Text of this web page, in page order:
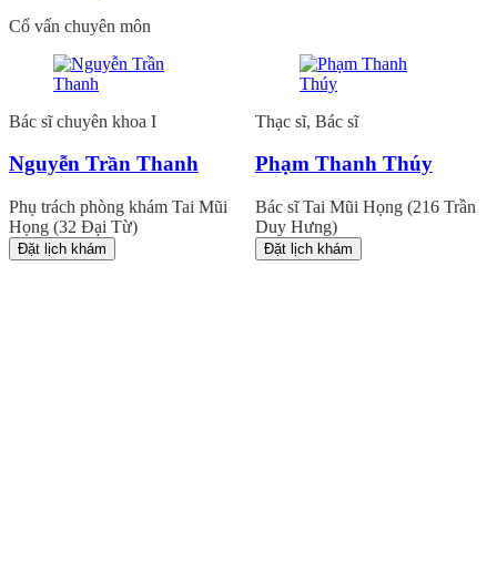
Cố vấn chuyên môn
Bác sĩ chuyên khoa I
Nguyễn Trần Thanh
Phụ trách phòng khám Tai Mũi
Họng (32 Đại Từ)
Đặt lịch khám
Thạc sĩ, Bác sĩ
Phạm Thanh Thúy
Bác sĩ Tai Mũi Họng (216 Trần
Duy Hưng)
Đặt lịch khám